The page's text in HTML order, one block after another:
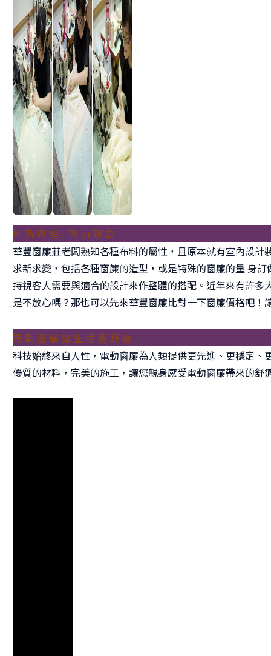
創 新 思 維，親 力 親 為
華豐窗簾莊老闆熟知各種布料的屬性，且原本就有室內設
求新求變，包括各種窗簾的造型，或是特殊的窗簾的量 身
持視客人需要與適合的設計來作整體的搭配。近年來有許
是不放心嗎？那也可以先來華豐窗簾比對一下窗簾價格吧
電 動 窗 簾 讓 生 活 更 舒 適
科技始終來自人性，電動窗簾為人類提供更先進、更穩定
優質的材料，完美的施工，讓您親身感受電動窗簾帶來的舒